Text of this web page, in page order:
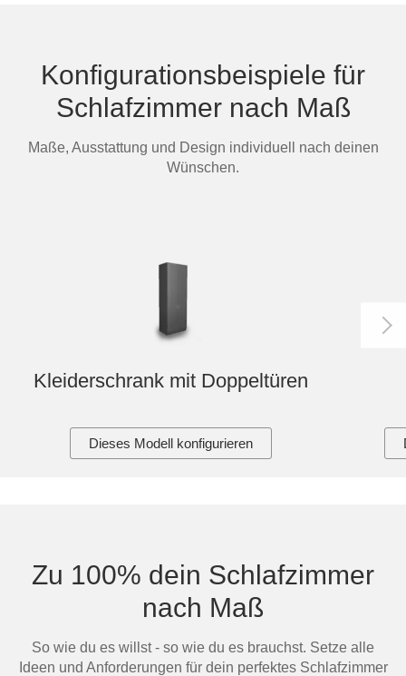
Konfigurationsbeispiele für
Schlafzimmer nach Maß
Maße, Ausstattung und Design individuell nach deinen
Wünschen.
Kleiderschrank mit Doppeltüren
Dieses Modell konfigurieren
Zu 100% dein Schlafzimmer
nach Maß
So wie du es willst - so wie du es brauchst. Setze alle
Ideen und Anforderungen für dein perfektes Schlafzimmer